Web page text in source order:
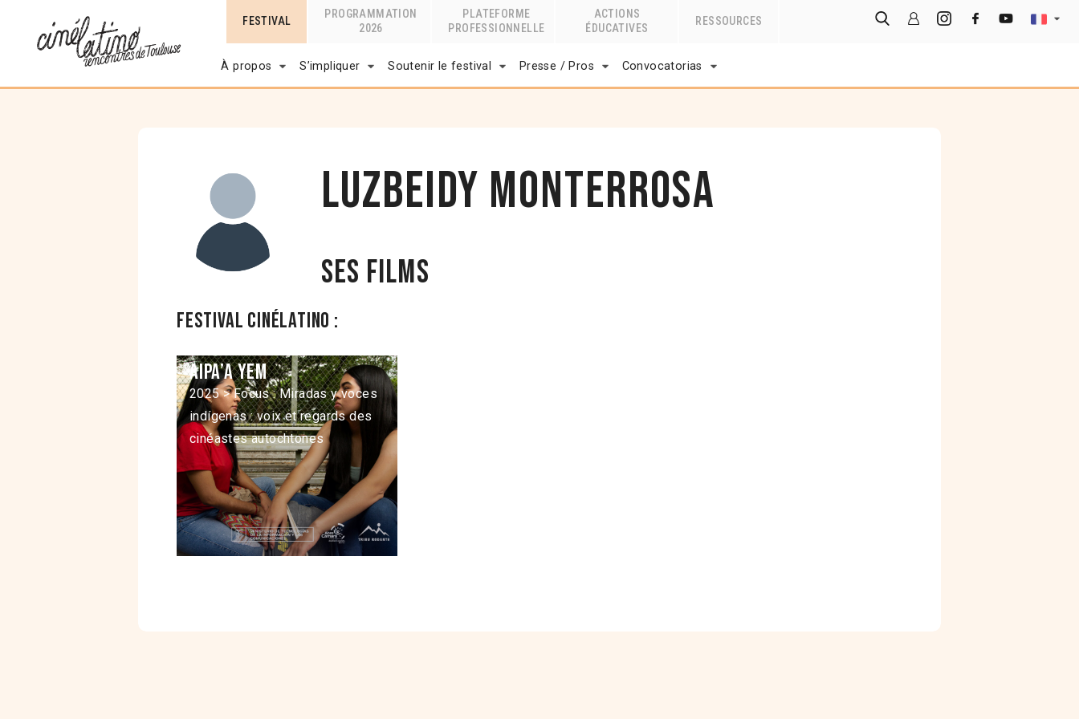
FESTIVAL
PROGRAMMATION
2026
PLATEFORME
PROFESSIONNELLE
ACTIONS
ÉDUCATIVES
RESSOURCES
À propos S’impliquer Soutenir le festival Presse / Pros Convocatorias
Luzbeidy Monterrosa
Ses films
Festival Cinélatino :
Aipa’a Yem
2025 > Focus : Miradas y voces
indígenas : voix et regards des
cinéastes autochtones